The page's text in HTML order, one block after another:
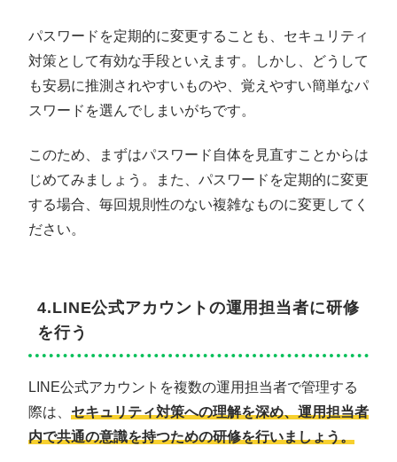
パスワードを定期的に変更することも、セキュリティ
対策として有効な手段といえます。しかし、どうして
も安易に推測されやすいものや、覚えやすい簡単なパ
スワードを選んでしまいがちです。
このため、まずはパスワード自体を見直すことからは
じめてみましょう。また、パスワードを定期的に変更
する場合、毎回規則性のない複雑なものに変更してく
ださい。
4.LINE公式アカウントの運用担当者に研修
を行う
LINE公式アカウントを複数の運用担当者で管理する
際は、 セキュリティ対策への理解を深め、運用担当者
内で共通の意識を持つための研修を行いましょう。